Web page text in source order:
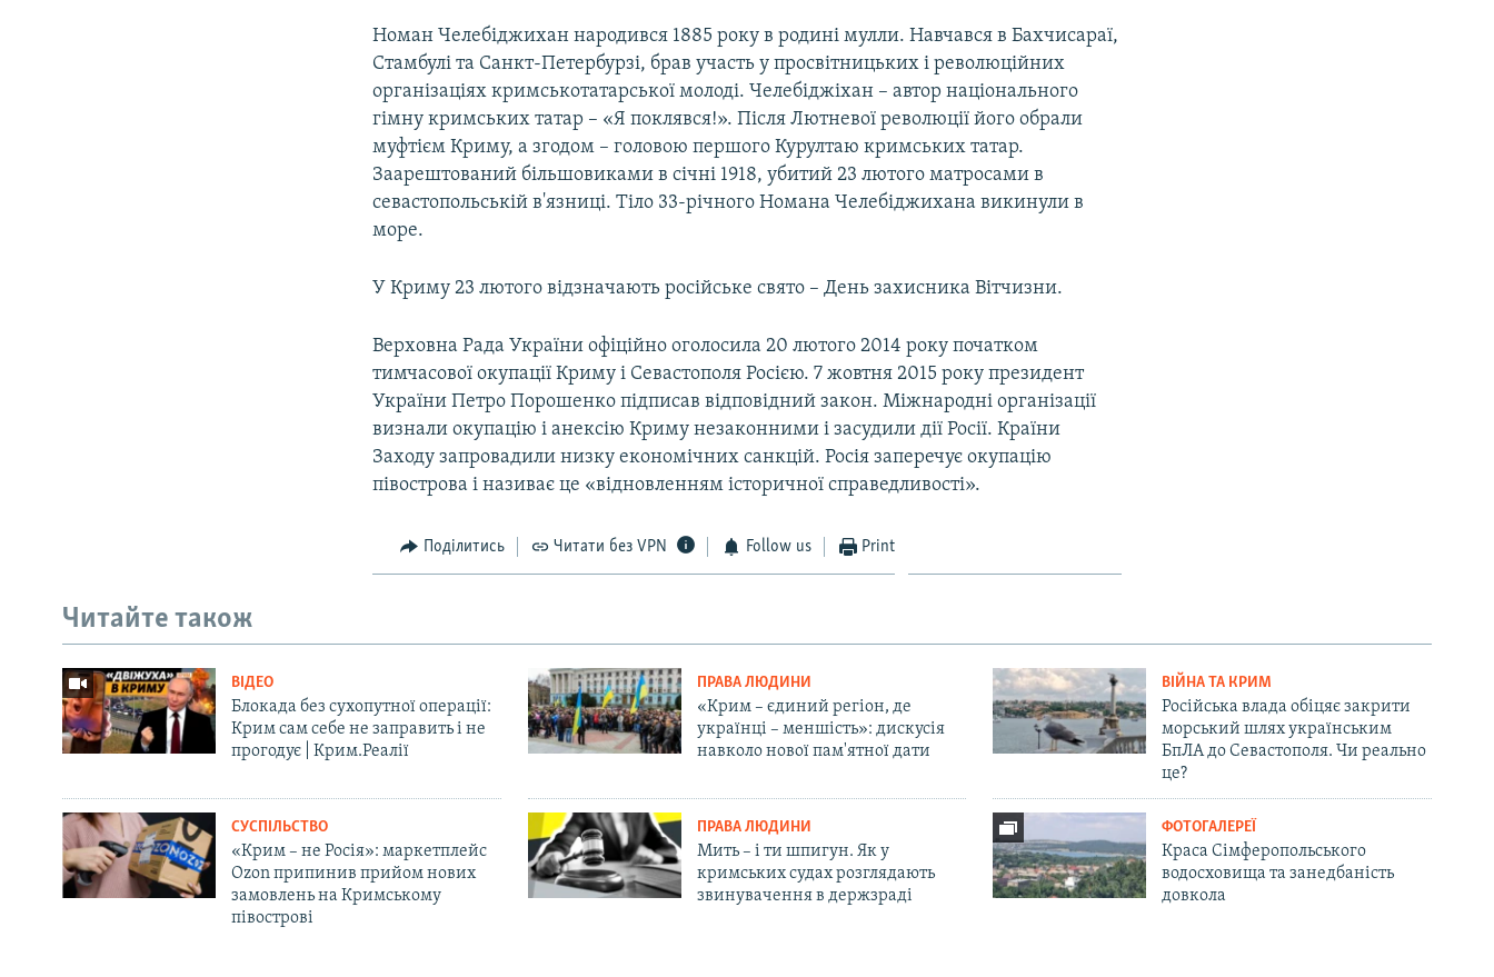
Номан Челебіджихан народився 1885 року в родині мулли. Навчався в Бахчисараї,
Стамбулі та Санкт-Петербурзі, брав участь у просвітницьких і революційних
організаціях кримськотатарської молоді. Челебіджіхан – автор національного
гімну кримських татар – «Я поклявся!». Після Лютневої революції його обрали
муфтієм Криму, а згодом – головою першого Курултаю кримських татар.
Заарештований більшовиками в січні 1918, убитий 23 лютого матросами в
севастопольській в'язниці. Тіло 33-річного Номана Челебіджихана викинули в
море.
У Криму 23 лютого відзначають російське свято – День захисника Вітчизни.
Верховна Рада України офіційно оголосила 20 лютого 2014 року початком
тимчасової окупації Криму і Севастополя Росією. 7 жовтня 2015 року президент
України Петро Порошенко підписав відповідний закон. Міжнародні організації
визнали окупацію і анексію Криму незаконними і засудили дії Росії. Країни
Заходу запровадили низку економічних санкцій. Росія заперечує окупацію
півострова і називає це «відновленням історичної справедливості».
Поділитись Читати без VPN Follow us Print
Читайте також
ВІДЕО
Блокада без сухопутної операції:
Крим сам себе не заправить і не
прогодує | Крим.Реалії
ПРАВА ЛЮДИНИ
«Крим – єдиний регіон, де
українці – меншість»: дискусія
навколо нової пам'ятної дати
ВІЙНА ТА КРИМ
Російська влада обіцяє закрити
морський шлях українським
БпЛА до Севастополя. Чи реально
це?
СУСПІЛЬСТВО
«Крим – не Росія»: маркетплейс
Ozon припинив прийом нових
замовлень на Кримському
півострові
ПРАВА ЛЮДИНИ
Мить – і ти шпигун. Як у
кримських судах розглядають
звинувачення в держзраді
ФОТОГАЛЕРЕЇ
Краса Сімферопольського
водосховища та занедбаність
довкола